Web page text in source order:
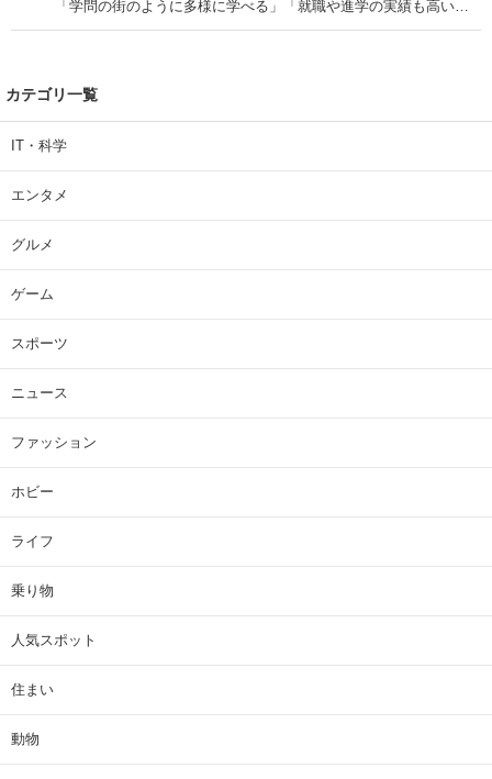
「学問の街のように多様に学べる」「就職や進学の実績も高い」
| 大学 ねとらぼリサーチ
カテゴリ一覧
IT・科学
エンタメ
グルメ
ゲーム
スポーツ
ニュース
ファッション
ホビー
ライフ
乗り物
人気スポット
住まい
動物